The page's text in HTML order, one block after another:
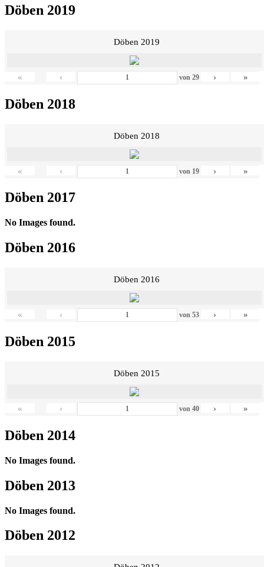
Döben 2019
Döben 2019
« ‹ von 29 › »
Döben 2018
Döben 2018
« ‹ von 19 › »
Döben 2017
No Images found.
Döben 2016
Döben 2016
« ‹ von 53 › »
Döben 2015
Döben 2015
« ‹ von 40 › »
Döben 2014
No Images found.
Döben 2013
No Images found.
Döben 2012